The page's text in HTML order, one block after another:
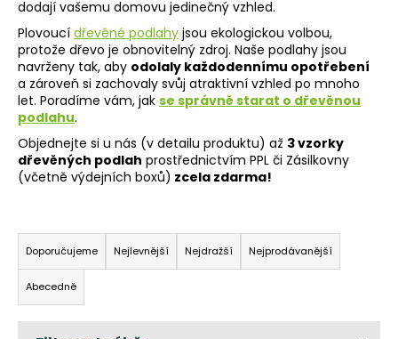
dodají vašemu domovu jedinečný vzhled.
Plovoucí dřevěné podlahy jsou ekologickou volbou,
protože dřevo je obnovitelný zdroj. Naše podlahy jsou
navrženy tak, aby odolaly každodennímu opotřebení
a zároveň si zachovaly svůj atraktivní vzhled po mnoho
let. Poradíme vám, jak se správně starat o dřevěnou
podlahu.
Objednejte si u nás (v detailu produktu) až 3 vzorky
dřevěných podlah prostřednictvím PPL či Zásilkovny
(včetně výdejních boxů) zcela zdarma!
Ř
a
z
e
n
Doporučujeme Nejlevnější Nejdražší Nejprodávanější
Abecedně
e
b
u
j
e
t
e
n
a
í
t
?